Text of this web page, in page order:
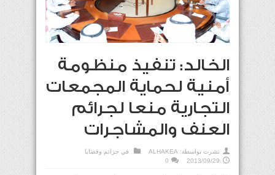
الخالد: تنفيذ منظومة
أمنية لحماية المجمعات
التجارية منعا لجرائم
العنف والمشاجرات
نشرت بواسطة: ALHAKEA في جرائم وقضايا
2013/09/29
0